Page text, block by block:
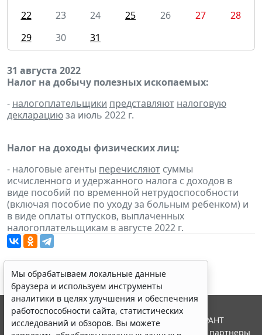
22
23 24 25 26 27
28
29
30 31
31 августа 2022
Налог на добычу полезных ископаемых:
- налогоплательщики представляют налоговую
декларациюза июль 2022 г.
Налог на доходы физических лиц:
- налоговые агенты перечисляют суммы
исчисленного и удержанного налога с доходов в
виде пособий по временной нетрудоспособности
(включая пособие по уходу за больным ребенком) и
в виде оплаты отпусков, выплаченных
налогоплательщикам в августе 2022 г.
Мы обрабатываем локальные данные
браузера и используем инструменты
аналитики в целях улучшения и обеспечения
работоспособности сайта, статистических
исследований и обзоров. Вы можете
© ООО "НПП "ГАРАНТ-СЕРВИС", 2026. Система ГАРАНТ
выпускается с 1990 года. Компания "Гарант" и ее партнеры